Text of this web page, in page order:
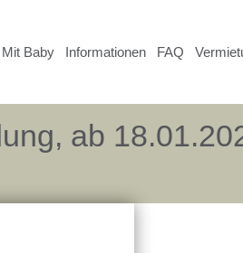
Mit Baby Informationen FAQ
ab